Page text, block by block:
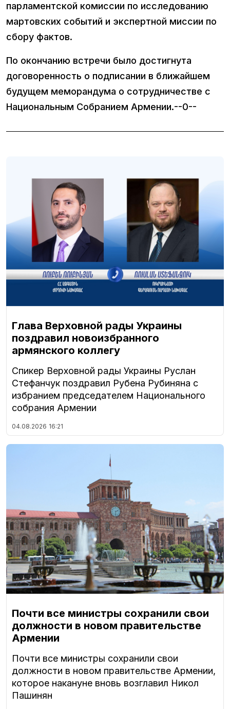
парламентской комиссии по исследованию
мартовских событий и экспертной миссии по
сбору фактов.
По окончанию встречи было достигнута
договоренность о подписании в ближайшем
будущем меморандума о сотрудничестве с
Национальным Собранием Армении.--0--
Глава Верховной рады Украины
поздравил новоизбранного
армянского коллегу
Спикер Верховной рады Украины Руслан
Стефанчук поздравил Рубена Рубиняна с
избранием председателем Национального
собрания Армении
04.08.2026 16:21
Почти все министры сохранили свои
должности в новом правительстве
Армении
Почти все министры сохранили свои
должности в новом правительстве Армении,
которое накануне вновь возглавил Никол
Пашинян